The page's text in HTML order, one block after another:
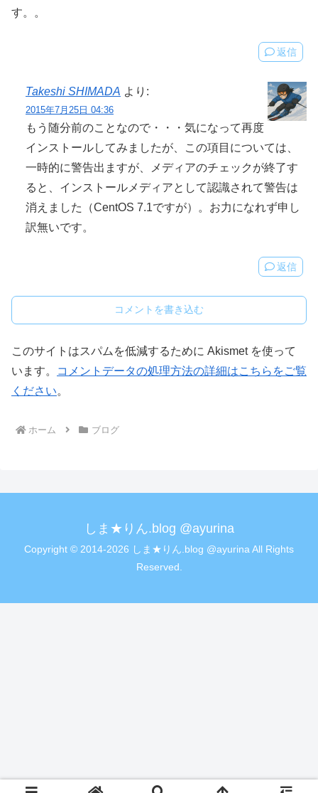
す。。
返信
Takeshi SHIMADA より:
2015年7月25日 04:36
もう随分前のことなので・・・気になって再度
インストールしてみましたが、この項目については、
一時的に警告出ますが、メディアのチェックが終了す
ると、インストールメディアとして認識されて警告は
消えました（CentOS 7.1ですが）。お力になれず申し
訳無いです。
返信
コメントを書き込む
このサイトはスパムを低減するために Akismet を使って
います。
コメントデータの処理方法の詳細はこちらをご覧
ください。
ホーム ブログ
しま★りん.blog @ayurina
Copyright © 2014-2026 しま★りん.blog @ayurina All Rights
Reserved.